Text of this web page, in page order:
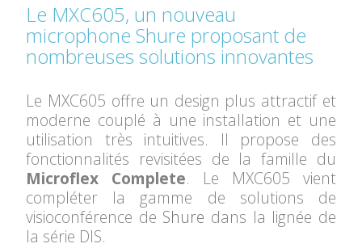
Le MXC605, un nouveau
microphone Shure proposant de
nombreuses solutions innovantes
Le MXC605 offre un design plus attractif et
moderne couplé à une installation et une
utilisation très intuitives. Il propose des
fonctionnalités revisitées de la famille du
Microflex Complete. Le MXC605 vient
compléter la gamme de solutions de
visioconférence de Shure dans la lignée de
la série DIS.